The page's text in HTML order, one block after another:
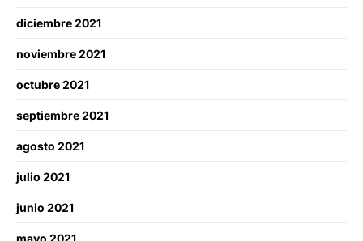
diciembre 2021
noviembre 2021
octubre 2021
septiembre 2021
agosto 2021
julio 2021
junio 2021
mayo 2021